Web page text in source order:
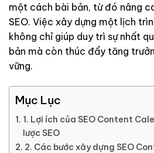
một cách bài bản, từ đó nâng
SEO. Việc xây dựng một lịch
không chỉ giúp duy trì sự nhất
bản mà còn thúc đẩy tăng
vững.
Mục Lục
1. Lợi ích của SEO Content
lược SEO
2. Các bước xây dựng SEO